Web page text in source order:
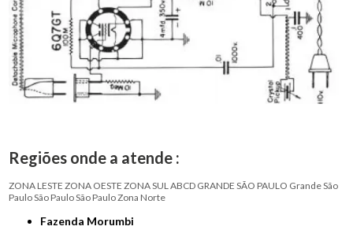
Regiões onde a atende :
ZONA LESTE ZONA OESTE ZONA SUL ABCD GRANDE SÃO PAULO Grande São
PauloSão PauloSão PauloZona Norte
Fazenda Morumbi